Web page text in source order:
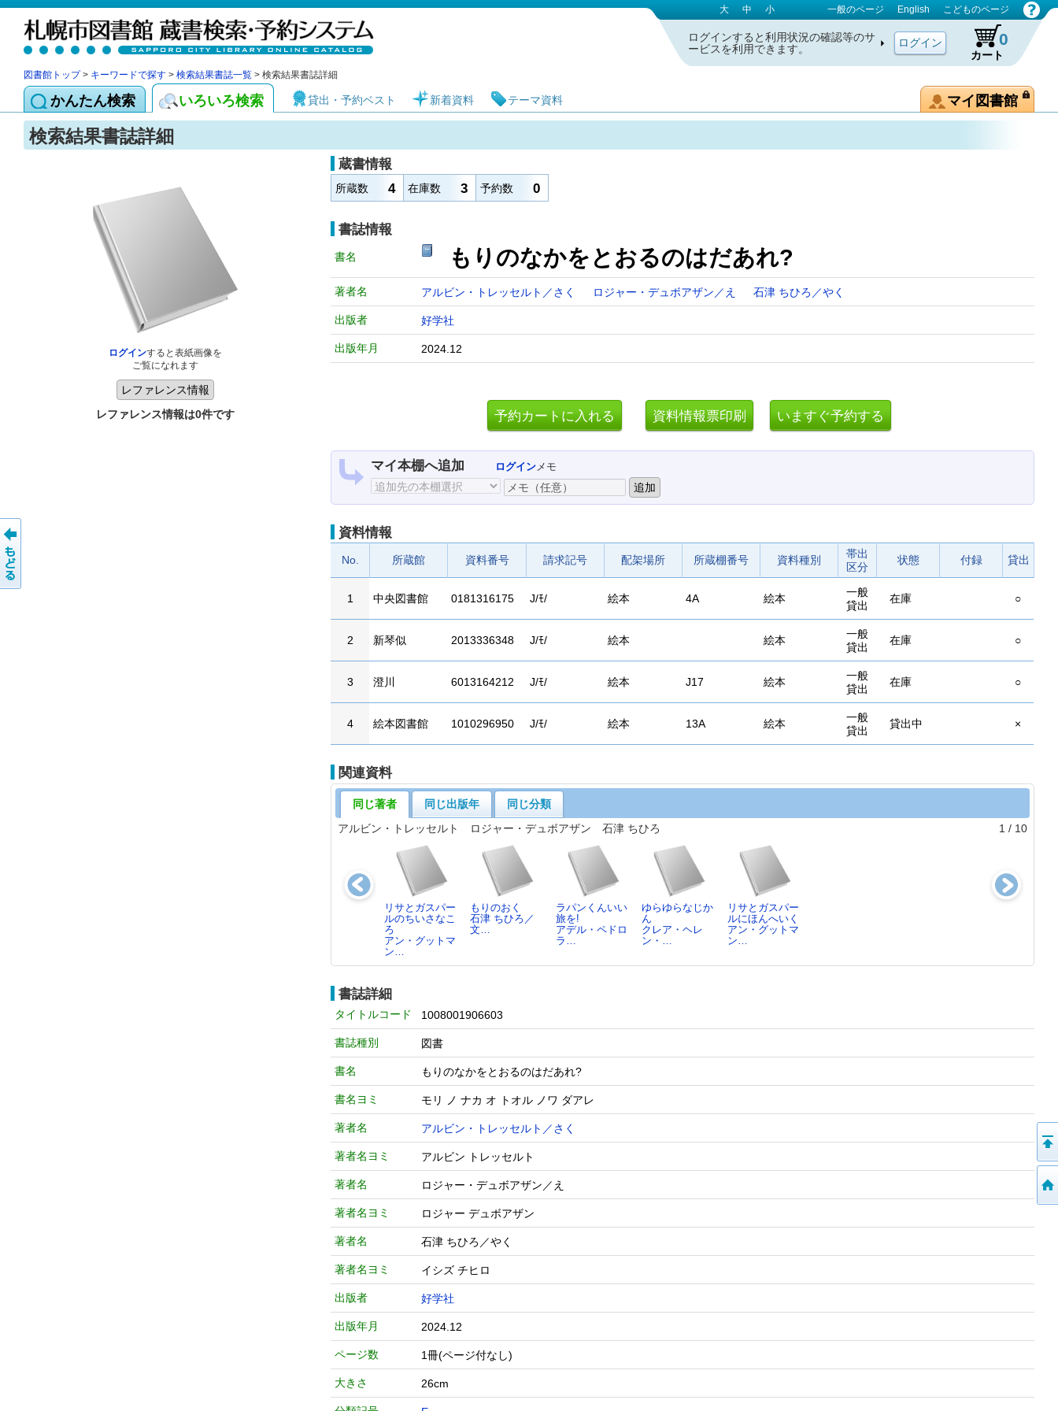
札幌市図書館 蔵書検索・予約システム 大 中 小 一般のページ English こどものページ
ログインすると利用状況の確認等のサ
ービスを利用できます。
カート
0
図書館トップ> キーワードで探す > 検索結果書誌一覧 > 検索結果書誌詳細
かんたん検索 いろいろ検索 貸出・予約ベスト 新着資料 テーマ資料 マイ図書館
検索結果書誌詳細
ログインすると表紙画像を
ご覧になれます
レファレンス情報は0件です
蔵書情報
所蔵数 4 在庫数 3 予約数 0
書誌情報
書名 もりのなかをとおるのはだあれ?
著者名 アルビン・トレッセルト／さく ロジャー・デュボアザン／え 石津 ちひろ／やく
出版者 好学社
出版年月 2024.12
マイ本棚へ追加 ログインメモ
資料情報
No. 所蔵館 資料番号 請求記号 配架場所 所蔵棚番号 資料種別
帯出
区分
状態 付録 貸出
1 中央図書館 0181316175 J/ﾓ/ 絵本 4A 絵本
一般
貸出
在庫 ○
2 新琴似 2013336348 J/ﾓ/ 絵本 絵本
一般
貸出
在庫 ○
3 澄川 6013164212 J/ﾓ/ 絵本 J17 絵本
一般
貸出
在庫 ○
4 絵本図書館 1010296950 J/ﾓ/ 絵本 13A 絵本
一般
貸出
貸出中 ×
関連資料
同じ著者 同じ出版年
同じ分類
アルビン・トレッセルト ロジャー・デュボアザン 石津 ちひろ
1 / 10
リサとガスパー
ルのちいさなこ
ろ
アン・グットマ
ン…
もりのおく
石津 ちひろ／
文…
ラパンくんいい
旅を!
アデル・ペドロ
ラ…
ゆらゆらなじか
ん
クレア・ヘレ
ン・…
リサとガスパー
ルにほんへいく
アン・グットマ
ン…
書誌詳細
タイトルコード 1008001906603
書誌種別 図書
書名 もりのなかをとおるのはだあれ?
書名ヨミ モリ ノ ナカ オ トオル ノワ ダアレ
著者名 アルビン・トレッセルト／さく
著者名ヨミ アルビン トレッセルト
著者名 ロジャー・デュボアザン／え
著者名ヨミ ロジャー デュボアザン
著者名 石津 ちひろ／やく
著者名ヨミ イシズ チヒロ
出版者 好学社
出版年月 2024.12
ページ数 1冊(ページ付なし)
大きさ 26cm